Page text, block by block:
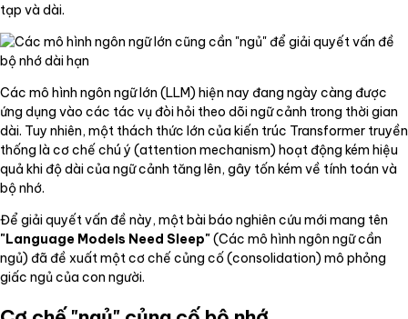
tạp và dài.
Các mô hình ngôn ngữ lớn (LLM) hiện nay đang ngày càng được
ứng dụng vào các tác vụ đòi hỏi theo dõi ngữ cảnh trong thời gian
dài. Tuy nhiên, một thách thức lớn của kiến trúc Transformer truyền
thống là cơ chế chú ý (attention mechanism) hoạt động kém hiệu
quả khi độ dài của ngữ cảnh tăng lên, gây tốn kém về tính toán và
bộ nhớ.
Để giải quyết vấn đề này, một bài báo nghiên cứu mới mang tên
"Language Models Need Sleep"(Các mô hình ngôn ngữ cần
ngủ) đã đề xuất một cơ chế củng cố (consolidation) mô phỏng
giấc ngủ của con người.